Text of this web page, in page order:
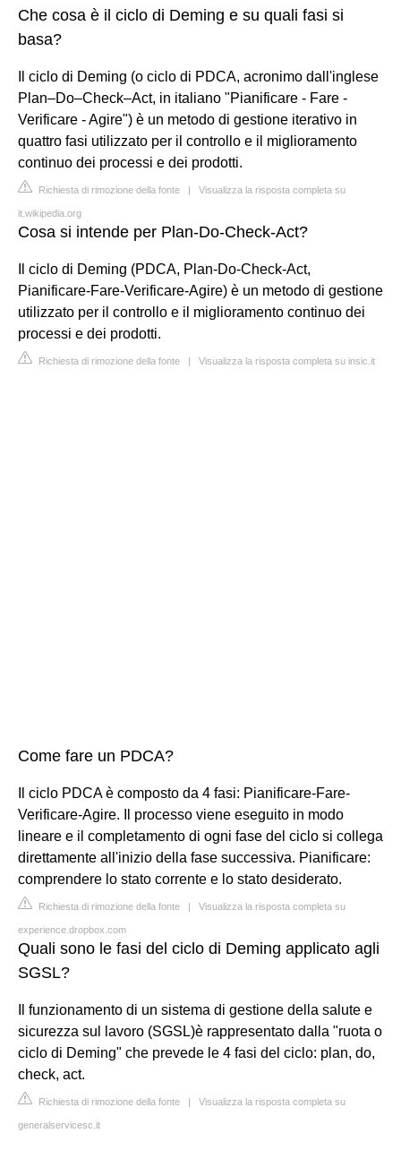
Che cosa è il ciclo di Deming e su quali fasi si
basa?
Il ciclo di Deming (o ciclo di PDCA, acronimo dall'inglese
Plan–Do–Check–Act, in italiano "Pianificare - Fare -
Verificare - Agire") è un metodo di gestione iterativo in
quattro fasi utilizzato per il controllo e il miglioramento
continuo dei processi e dei prodotti.
Richiesta di rimozione della fonte | Visualizza la risposta completa su
it.wikipedia.org
Cosa si intende per Plan-Do-Check-Act?
Il ciclo di Deming (PDCA, Plan-Do-Check-Act,
Pianificare-Fare-Verificare-Agire) è un metodo di gestione
utilizzato per il controllo e il miglioramento continuo dei
processi e dei prodotti.
Richiesta di rimozione della fonte | Visualizza la risposta completa su insic.it
Come fare un PDCA?
Il ciclo PDCA è composto da 4 fasi: Pianificare-Fare-
Verificare-Agire. Il processo viene eseguito in modo
lineare e il completamento di ogni fase del ciclo si collega
direttamente all'inizio della fase successiva. Pianificare:
comprendere lo stato corrente e lo stato desiderato.
Richiesta di rimozione della fonte | Visualizza la risposta completa su
experience.dropbox.com
Quali sono le fasi del ciclo di Deming applicato agli
SGSL?
Il funzionamento di un sistema di gestione della salute e
sicurezza sul lavoro (SGSL)è rappresentato dalla "ruota o
ciclo di Deming" che prevede le 4 fasi del ciclo: plan, do,
check, act.
Richiesta di rimozione della fonte | Visualizza la risposta completa su
generalservicesc.it